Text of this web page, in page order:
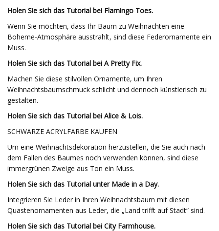
Holen Sie sich das Tutorial bei Flamingo Toes.
Wenn Sie möchten, dass Ihr Baum zu Weihnachten eine
Boheme-Atmosphäre ausstrahlt, sind diese Federornamente ein
Muss.
Holen Sie sich das Tutorial bei A Pretty Fix.
Machen Sie diese stilvollen Ornamente, um Ihren
Weihnachtsbaumschmuck schlicht und dennoch künstlerisch zu
gestalten.
Holen Sie sich das Tutorial bei Alice & Lois.
SCHWARZE ACRYLFARBE KAUFEN
Um eine Weihnachtsdekoration herzustellen, die Sie auch nach
dem Fallen des Baumes noch verwenden können, sind diese
immergrünen Zweige aus Ton ein Muss.
Holen Sie sich das Tutorial unter Made in a Day.
Integrieren Sie Leder in Ihren Weihnachtsbaum mit diesen
Quastenornamenten aus Leder, die „Land trifft auf Stadt“ sind.
Holen Sie sich das Tutorial bei City Farmhouse.